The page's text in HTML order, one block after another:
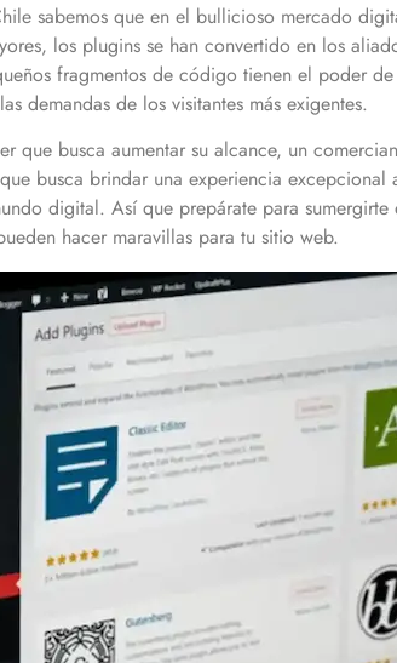
sabemos que en el bullicioso mercado
los plugins se han convertido en los
fragmentos de código tienen el poder
demandas de los visitantes más exigentes.
que busca aumentar su alcance, un
busca brindar una experiencia
digital. Así que prepárate para
hacer maravillas para tu sitio web.